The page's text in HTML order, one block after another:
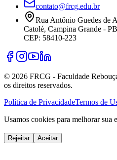
contato@frcg.edu.br
Rua Antônio Guedes de
Catolé, Campina Grande - PB
CEP: 58410-223
© 2026 FRCG - Faculdade
os direitos reservados.
Política de PrivacidadeTermos de
Usamos cookies para melhorar sua
Rejeitar Aceitar